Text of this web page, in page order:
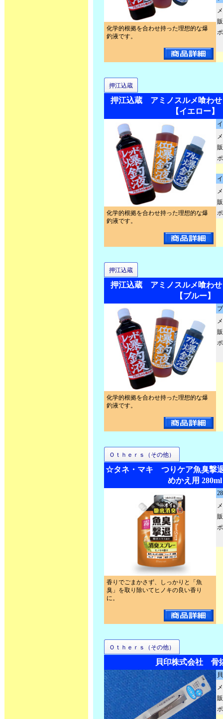
化学的根拠を合わせ持った理想的な爆
釣液です。
押江込蔵
押江込蔵 アミノスルメ喰わせ
【イエロー】
化学的根拠を合わせ持った理想的な爆
釣液です。
押江込蔵
押江込蔵 アミノスルメ喰わせ
【ブルー】
化学的根拠を合わせ持った理想的な爆
釣液です。
Ｏｔｈｅｒｓ（その他）
☆タネ・マキ つりケア魚臭撃
めかえ用 280ml
香りでごまかさず、しっかりと「魚
臭」を取り除いてヒノキの良い香り
に。
Ｏｔｈｅｒｓ（その他）
貝印株式会社 骨